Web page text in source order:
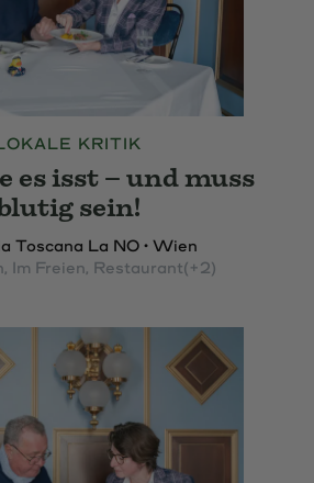
KRITIK
es isst – und muss
sein!
Toscana La NO • Wien
, Im Freien, Restaurant(+2)